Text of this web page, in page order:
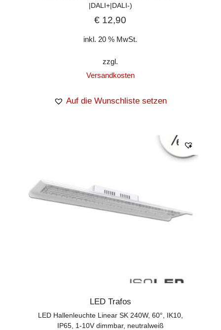
|DALI+|DALI-)
€ 12,90
inkl. 20 % MwSt.
zzgl.
Versandkosten
Auf die Wunschliste setzen
LED Trafos
LED Hallenleuchte Linear SK 240W, 60°, IK10,
IP65, 1-10V dimmbar, neutralweiß